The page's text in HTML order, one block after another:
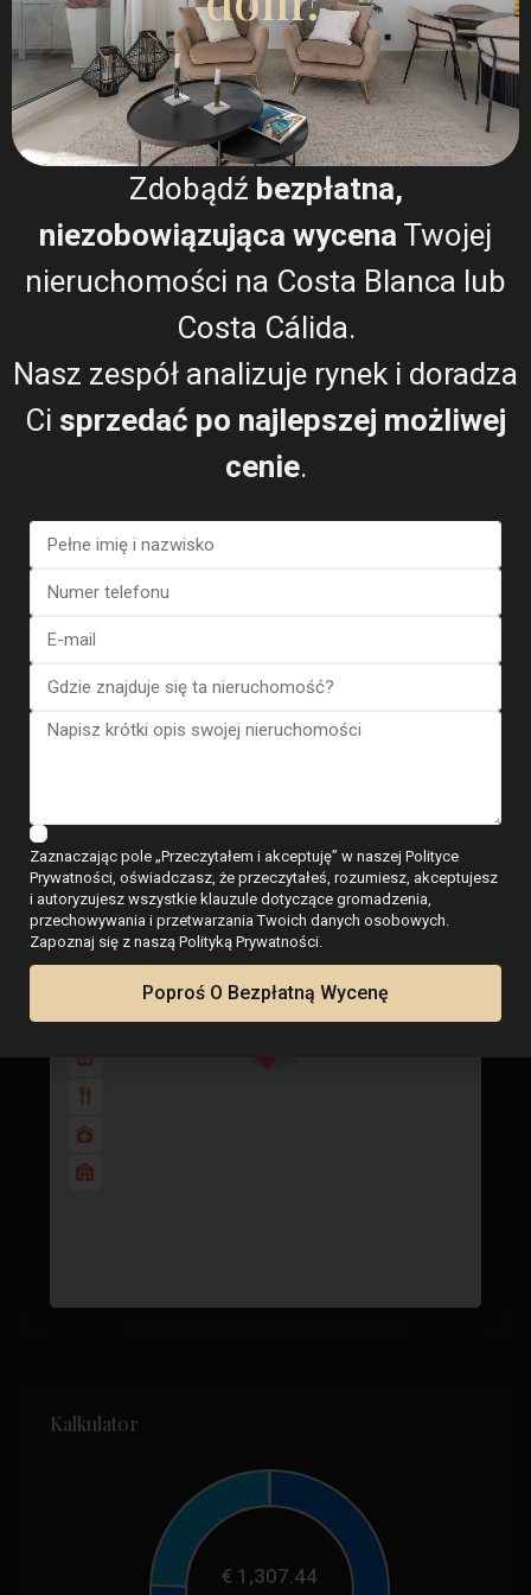
Wyrażam zgodę naWarunki RODO
Dzwonić
WhatsApp
Apartment in Torrevieja – EE12...
€ 255.000
Kalkulator
€ 1,307.44
Zdobądź bezpłatna,
niezobowiązująca wycena Twojej
nieruchomości na Costa Blanca lub
Costa Cálida.
Nasz zespół analizuje rynek i doradza
Ci sprzedać po najlepszej możliwej
cenie.
Zaznaczając pole „Przeczytałem i akceptuję” w naszej Polityce
Prywatności, oświadczasz, że przeczytałeś, rozumiesz, akceptujesz
i autoryzujesz wszystkie klauzule dotyczące gromadzenia,
przechowywania i przetwarzania Twoich danych osobowych.
Zapoznaj się z naszą Polityką Prywatności.
Poproś O Bezpłatną Wycenę